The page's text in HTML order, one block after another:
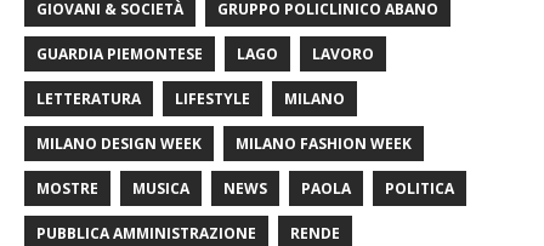
GIOVANI & SOCIETÀ GRUPPO POLICLINICO ABANO
GUARDIA PIEMONTESE LAGO LAVORO
LETTERATURA LIFESTYLE MILANO
MILANO DESIGN WEEK MILANO FASHION WEEK
MOSTRE MUSICA NEWS PAOLA POLITICA
PUBBLICA AMMINISTRAZIONE RENDE